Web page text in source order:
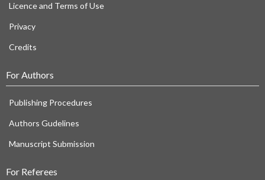
Licence and Terms of Use
Privacy
Credits
For Authors
Publishing Procedures
Authors Gudelines
Manuscript Submission
For Referees